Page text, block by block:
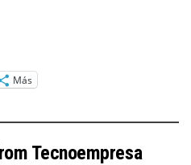
Más
Tecnoempresa